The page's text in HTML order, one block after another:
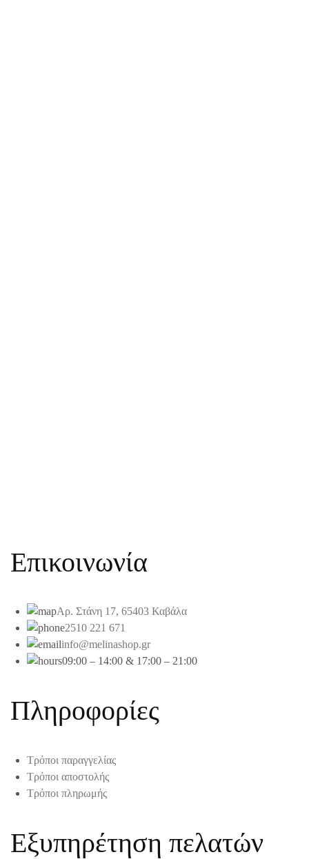
Επικοινωνία
Αρ. Στάνη 17, 65403 Καβάλα
2510 221 671
info@melinashop.gr
09:00 – 14:00 & 17:00 – 21:00
Πληροφορίες
Τρόποι παραγγελίας
Τρόποι αποστολής
Τρόποι πληρωμής
Εξυπηρέτηση πελατών